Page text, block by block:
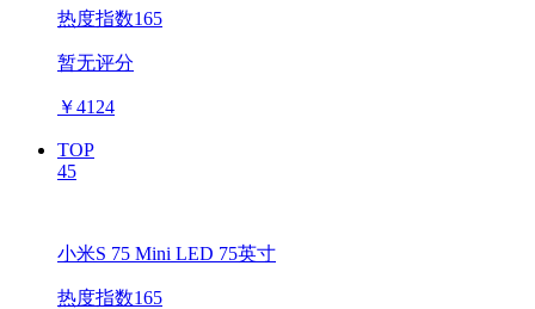
热度指数165
暂无评分
￥4124
TOP
45
小米S 75 Mini LED 75英寸
热度指数165